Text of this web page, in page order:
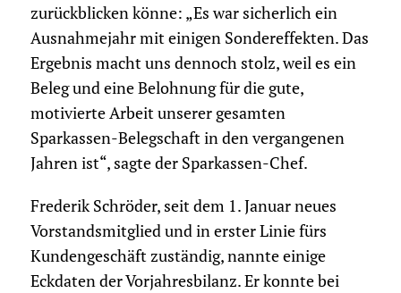
zurückblicken könne: „Es war sicherlich ein
Ausnahmejahr mit einigen Sondereffekten. Das
Ergebnis macht uns dennoch stolz, weil es ein
Beleg und eine Belohnung für die gute,
motivierte Arbeit unserer gesamten
Sparkassen-Belegschaft in den vergangenen
Jahren ist“, sagte der Sparkassen-Chef.
Frederik Schröder, seit dem 1. Januar neues
Vorstandsmitglied und in erster Linie fürs
Kundengeschäft zuständig, nannte einige
Eckdaten der Vorjahresbilanz. Er konnte bei